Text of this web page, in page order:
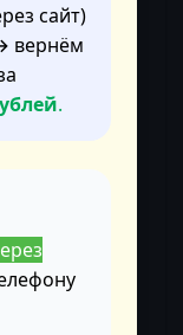
сайт)
вернём
.